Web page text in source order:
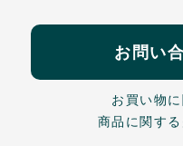
お問い
お買い物
商品に関す